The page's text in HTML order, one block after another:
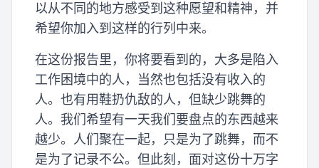
以从不同的地方感受到这种愿望和精神，并
希望你加入到这样的行列中来。
在这份报告里，你将要看到的，大多是陷入
工作困境中的人，当然也包括没有收入的
人。也有用鞋扔仇敌的人，但缺少跳舞的
人。我们希望有一天我们要盘点的东西越来
越少。人们聚在一起，只是为了跳舞，而不
是为了记录不公。但此刻，面对这份十万字